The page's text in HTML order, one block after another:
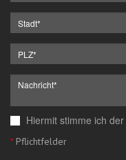
Hiermit stimme ich der
*Pflichtfelder